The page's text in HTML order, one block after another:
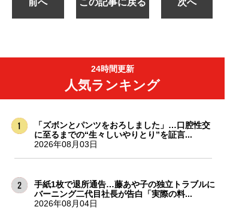
24時間更新
人気ランキング
「ズボンとパンツをおろしました」…口腔性交
に至るまでの“生々しいやりとり”を証言...
2026年08月03日
手紙1枚で退所通告…藤あや子の独立トラブルに
バーニング二代目社長が告白「実際の料...
2026年08月04日